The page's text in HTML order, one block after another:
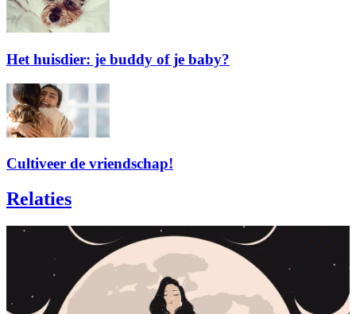
Het huisdier: je buddy of je baby?
Cultiveer de vriendschap!
Relaties